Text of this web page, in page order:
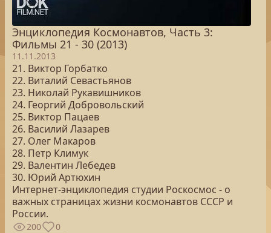
Энциклопедия Космонавтов, Часть 3:
Фильмы 21 - 30 (2013)
11.11.2013
21. Виктор Горбатко
22. Виталий Севастьянов
23. Николай Рукавишников
24. Георгий Добровольский
25. Виктор Пацаев
26. Василий Лазарев
27. Олег Макаров
28. Петр Климук
29. Валентин Лебедев
30. Юрий Артюхин
Интернет-энциклопедия студии Роскосмос - о
важных страницах жизни космонавтов СССР и
России.
200 0